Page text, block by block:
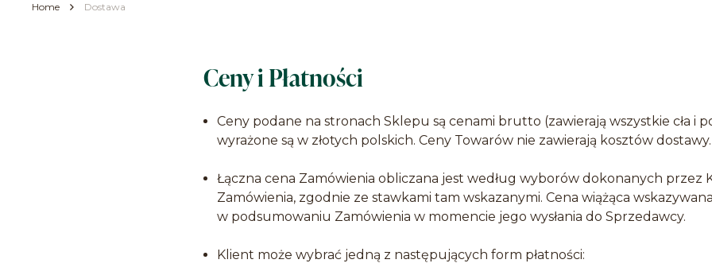
Home Dostawa
Ceny i Płatności
Ceny podane na stronach Sklepu są cenami brutto (zawierają wszystkie cła i
wyrażone są w złotych polskich. Ceny Towarów nie zawierają kosztów dostawy.
Łączna cena Zamówienia obliczana jest według wyborów dokonanych
Zamówienia, zgodnie ze stawkami tam wskazanymi. Cena wiążąca
w podsumowaniu Zamówienia w momencie jego wysłania do Sprzedawcy.
Klient może wybrać jedną z następujących form płatności: